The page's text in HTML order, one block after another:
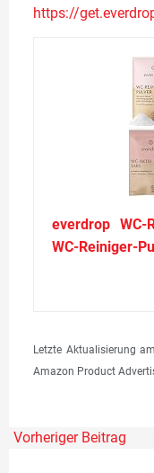
https://
everdrop WC-
WC-Reiniger-
Letzte Aktualisierung
Amazon Product
Vorheriger Beitrag